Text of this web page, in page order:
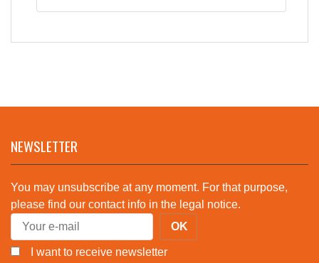
NEWSLETTER
You may unsubscribe at any moment. For that purpose,
please find our contact info in the legal notice.
I want to receive newsletter